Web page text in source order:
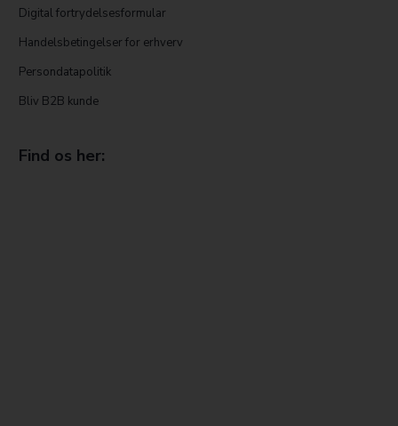
Digital fortrydelsesformular
Handelsbetingelser for erhverv
Persondatapolitik
Bliv B2B kunde
Find os her: